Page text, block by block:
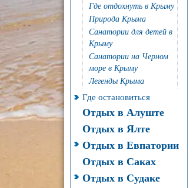
Где отдохнуть в Крыму
Природа Крыма
Санатории для детей в
Крыму
Санатории на Черном
море в Крыму
Легенды Крыма
Где остановиться
Отдых в Алуште
Отдых в Ялте
Отдых в Евпатории
Отдых в Саках
Отдых в Судаке